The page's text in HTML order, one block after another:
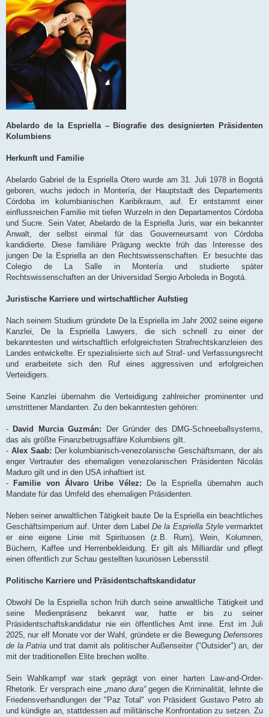
a
g
Abelardo de la Espriella – Biografie des designierten Präsidenten
Kolumbiens
Herkunft und Familie
Abelardo Gabriel de la Espriella Otero wurde am 31. Juli 1978 in Bogotá
geboren, wuchs jedoch in Montería, der Hauptstadt des Departements
Córdoba im kolumbianischen Karibikraum, auf. Er entstammt einer
einflussreichen Familie mit tiefen Wurzeln in den Departamentos Córdoba
und Sucre. Sein Vater, Abelardo de la Espriella Juris, war ein bekannter
Anwalt, der selbst einmal für das Gouverneursamt von Córdoba
kandidierte. Diese familiäre Prägung weckte früh das Interesse des
jungen De la Espriella an den Rechtswissenschaften. Er besuchte das
Colegio de La Salle in Montería und studierte später
Rechtswissenschaften an der Universidad Sergio Arboleda in Bogotá.
Juristische Karriere und wirtschaftlicher Aufstieg
Nach seinem Studium gründete De la Espriella im Jahr 2002 seine eigene
Kanzlei, De la Espriella Lawyers, die sich schnell zu einer der
bekanntesten und wirtschaftlich erfolgreichsten Strafrechtskanzleien des
Landes entwickelte. Er spezialisierte sich auf Straf- und Verfassungsrecht
und erarbeitete sich den Ruf eines aggressiven und erfolgreichen
Verteidigers.
Seine Kanzlei übernahm die Verteidigung zahlreicher prominenter und
umstrittener Mandanten. Zu den bekanntesten gehören:
-David Murcia Guzmán: Der Gründer des DMG-Schneeballsystems,
das als größte Finanzbetrugsaffäre Kolumbiens gilt.
- Alex Saab: Der kolumbianisch-venezolanische Geschäftsmann, der als
enger Vertrauter des ehemaligen venezolanischen Präsidenten Nicolás
Maduro gilt und in den USA inhaftiert ist.
-Familie von Álvaro Uribe Vélez: De la Espriella übernahm auch
Mandate für das Umfeld des ehemaligen Präsidenten.
Neben seiner anwaltlichen Tätigkeit baute De la Espriella ein beachtliches
Geschäftsimperium auf. Unter dem LabelDe la Espriella Stylevermarktet
er eine eigene Linie mit Spirituosen (z.B. Rum), Wein, Kolumnen,
Büchern, Kaffee und Herrenbekleidung. Er gilt als Milliardär und pflegt
einen öffentlich zur Schau gestellten luxuriösen Lebensstil.
Politische Karriere und Präsidentschaftskandidatur
Obwohl De la Espriella schon früh durch seine anwaltliche Tätigkeit und
seine Medienpräsenz bekannt war, hatte er bis zu seiner
Präsidentschaftskandidatur nie ein öffentliches Amt inne. Erst im Juli
2025, nur elf Monate vor der Wahl, gründete er die Bewegung Defensores
de la Patria und trat damit als politischer Außenseiter ("Outsider") an, der
mit der traditionellen Elite brechen wollte.
Sein Wahlkampf war stark geprägt von einer harten Law-and-Order-
Rhetorik. Er versprach eine „mano dura“gegen die Kriminalität, lehnte die
Friedensverhandlungen der "Paz Total" von Präsident Gustavo Petro ab
und kündigte an, stattdessen auf militärische Konfrontation zu setzen. Zu